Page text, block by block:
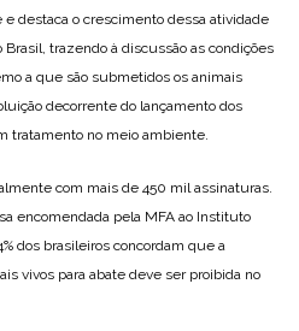
e destaca o crescimento dessa atividade
Brasil, trazendo à discussão as condições
a que são submetidos os animais
decorrente do lançamento dos
tratamento no meio ambiente.
com mais de 450 mil assinaturas.
encomendada pela MFA ao Instituto
dos brasileiros concordam que a
vivos para abate deve ser proibida no